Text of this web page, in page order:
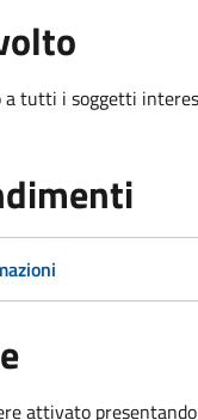
tutti i soggetti
attivato